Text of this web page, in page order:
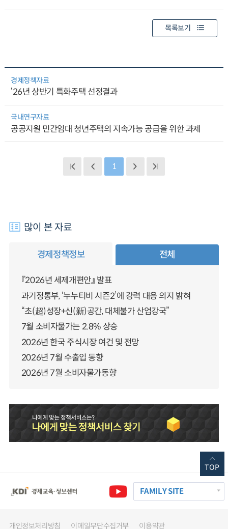
목록보기
경제정책자료
‘26년 상반기 특화주택 선정결과
국내연구자료
공공지원 민간임대 청년주택의 지속가능 공급을 위한 과제
1
많이 본 자료
경제정책정보 전체
『2026년 세제개편안』 발표
과기정통부, ‘누누티비 시즌2’에 강력 대응 의지 밝혀
“초(超)성장+신(新)공간, 대체불가 산업강국”
7월 소비자물가는 2.8% 상승
2026년 한국 주식시장 여건 및 전망
2026년 7월 수출입 동향
2026년 7월 소비자물가동향
FAMILY SITE
개인정보처리방침 이메일무단수집거부 이용약관
TOP